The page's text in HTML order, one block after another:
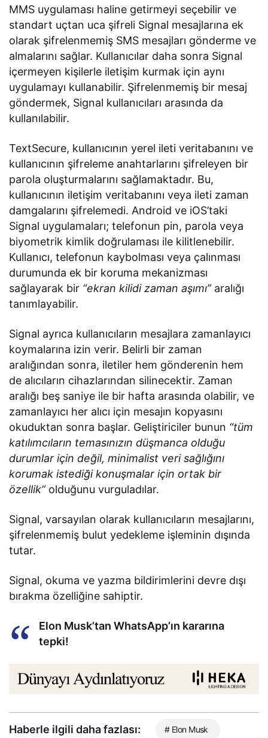
MMS uygulaması haline getirmeyi seçebilir ve
standart uçtan uca şifreli Signal mesajlarına ek
olarak şifrelenmemiş SMS mesajları gönderme ve
almalarını sağlar. Kullanıcılar daha sonra Signal
içermeyen kişilerle iletişim kurmak için aynı
uygulamayı kullanabilir. Şifrelenmemiş bir mesaj
göndermek, Signal kullanıcıları arasında da
kullanılabilir.
TextSecure, kullanıcının yerel ileti veritabanını ve
kullanıcının şifreleme anahtarlarını şifreleyen bir
parola oluşturmalarını sağlamaktadır. Bu,
kullanıcının iletişim veritabanını veya ileti zaman
damgalarını şifrelemedi. Android ve iOS’taki
Signal uygulamaları; telefonun pin, parola veya
biyometrik kimlik doğrulaması ile kilitlenebilir.
Kullanıcı, telefonun kaybolması veya çalınması
durumunda ek bir koruma mekanizması
sağlayarak bir “ekran kilidi zaman aşımı”aralığı
tanımlayabilir.
Signal ayrıca kullanıcıların mesajlara zamanlayıcı
koymalarına izin verir. Belirli bir zaman
aralığından sonra, iletiler hem gönderenin hem
de alıcıların cihazlarından silinecektir. Zaman
aralığı beş saniye ile bir hafta arasında olabilir, ve
zamanlayıcı her alıcı için mesajın kopyasını
okuduktan sonra başlar. Geliştiriciler bunun “tüm
katılımcıların temasınızın düşmanca olduğu
durumlar için değil, minimalist veri sağlığını
korumak istediği konuşmalar için ortak bir
özellik”olduğunu vurguladılar.
Signal, varsayılan olarak kullanıcıların mesajlarını,
şifrelenmemiş bulut yedekleme işleminin dışında
tutar.
Signal, okuma ve yazma bildirimlerini devre dışı
bırakma özelliğine sahiptir.
Elon Musk’tan WhatsApp’ın kararına
tepki!
Haberle ilgili daha fazlası: # Elon Musk